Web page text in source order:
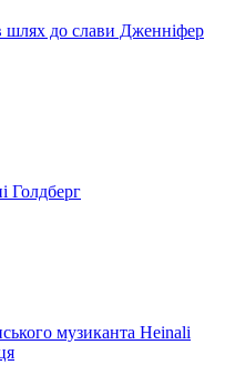
шлях до слави Дженніфер
Голдберг
музиканта Heinali